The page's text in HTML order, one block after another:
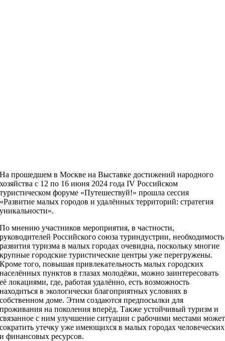
На прошедшем в Москве на Выставке достижений народного
хозяйства с 12 по 16 июня 2024 года IV Российском
туристическом форуме «Путешествуй!» прошла сессия
«Развитие малых городов и удалённых территорий: стратегия
уникальности».
По мнению участников мероприятия, в частности,
руководителей Российского союза туриндустрии, необходимость
развития туризма в малых городах очевидна, поскольку многие
крупные городские туристические центры уже перегружены.
Кроме того, повышая привлекательность малых городских
населённых пунктов в глазах молодёжи, можно заинтересовать
её локациями, где, работая удалённо, есть возможность
находиться в экологически благоприятных условиях в
собственном доме. Этим создаются предпосылки для
проживания на поколения вперёд. Также устойчивый туризм и
связанное с ним улучшение ситуации с рабочими местами может
сократить утечку уже имеющихся в малых городах человеческих
и финансовых ресурсов.